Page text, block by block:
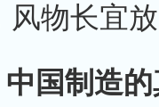
物长宜放
国制造